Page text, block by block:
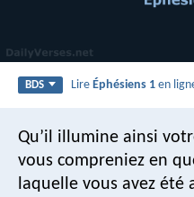
BDS LireÉphésiens 1 en
Qu’il illumine ainsi
vous compreniez en
laquelle vous avez été